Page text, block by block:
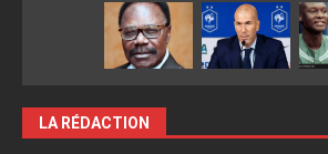
LA RÉDACTION